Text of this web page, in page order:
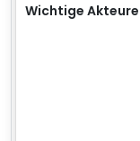
Wichtige Akteure